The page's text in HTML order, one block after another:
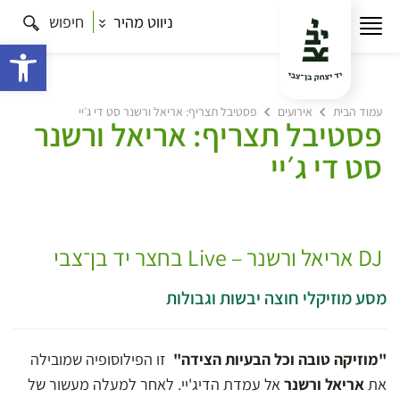
ניווט מהיר חיפוש
עמוד הבית אירועים פסטיבל תצריף: אריאל ורשנר סט די ג׳יי
פסטיבל תצריף: אריאל ורשנר
סט די ג׳יי
מסע מוזיקלי חוצה יבשות וגבולות
"מוזיקה טובה וכל הבעיות הצידה" זו הפילוסופיה שמובילה
אתאריאל ורשנראל עמדת הדיג'יי. לאחר למעלה מעשור של